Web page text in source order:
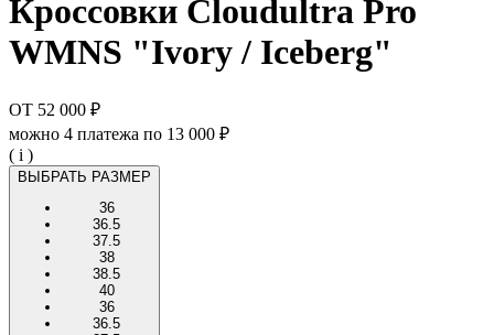
Кроссовки Cloudultra Pro
WMNS "Ivory / Iceberg"
ОТ 52 000 ₽
можно 4 платежа по 13 000 ₽
( i )
ВЫБРАТЬ РАЗМЕР
36
36.5
37.5
38
38.5
40
36
36.5